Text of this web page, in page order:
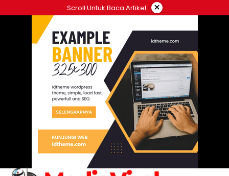
ke
Scroll Untuk Baca Artikel ×